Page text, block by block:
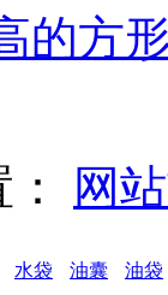
的方
网
水袋 油囊 油袋